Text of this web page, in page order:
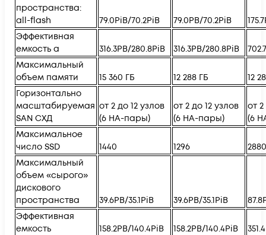
пространства:
all-flash
79.0PiB/70.2PiB 79.0PB/70.2PiB
Эффективная
емкость a
316.3PB/280.8PiB 316.3PB/280.8PiB
Максимальный
объем памяти
15 360 ГБ 12 288 ГБ
12
Горизонтально
масштабируемая
SAN СХД
от 2 до 12 узлов
(6 HA-пары)
от 2 до 12 узлов
(6 HA-пары)
от 2
(6
Максимальное
число SSD
1440 1296
2880
Максимальный
объем «сырого»
дискового
пространства
39.6PB/35.1PiB 39.6PB/35.1PiB
Эффективная
емкость
158.2PB/140.4PiB 158.2PB/140.4PiB